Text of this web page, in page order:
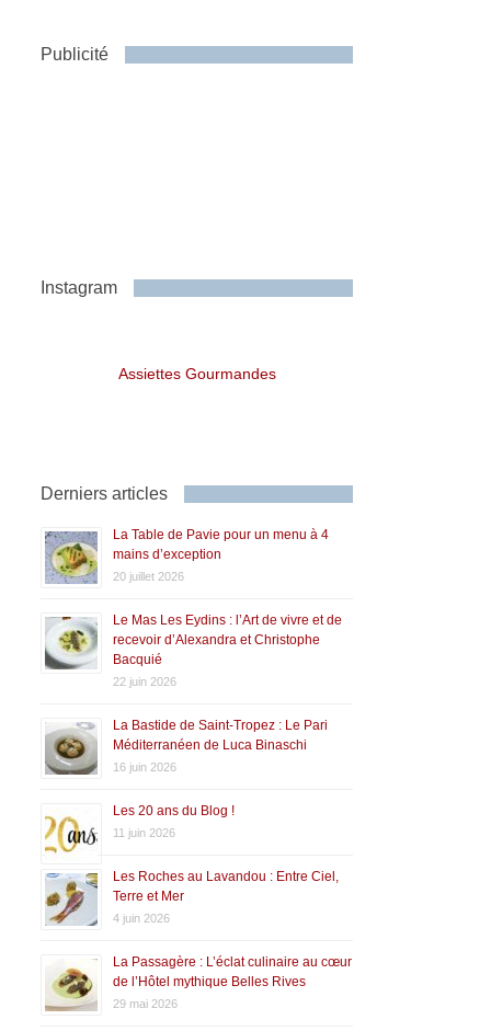
Publicité
Instagram
Assiettes Gourmandes
Derniers articles
La Table de Pavie pour un menu à 4
mains d’exception
20 juillet 2026
Le Mas Les Eydins : l’Art de vivre et de
recevoir d’Alexandra et Christophe
Bacquié
22 juin 2026
La Bastide de Saint-Tropez : Le Pari
Méditerranéen de Luca Binaschi
16 juin 2026
Les 20 ans du Blog !
11 juin 2026
Les Roches au Lavandou : Entre Ciel,
Terre et Mer
4 juin 2026
La Passagère : L’éclat culinaire au cœur
de l’Hôtel mythique Belles Rives
29 mai 2026